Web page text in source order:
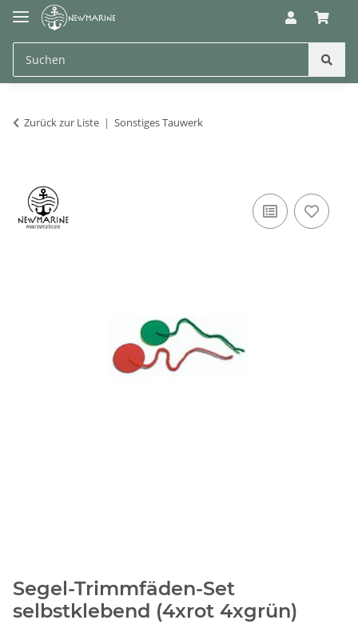
Zurück zur Liste Sonstiges Tauwerk
Segel-Trimmfäden-Set
selbstklebend (4xrot 4xgrün)